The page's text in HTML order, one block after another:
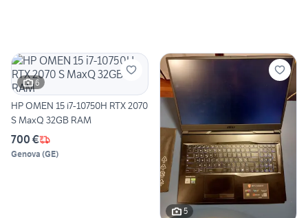
6
HP OMEN 15 i7-10750H RTX 2070
S MaxQ 32GB RAM
700 €
Genova (GE)
5